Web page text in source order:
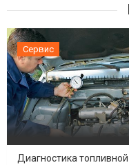
Сервис
Диагностика топливной